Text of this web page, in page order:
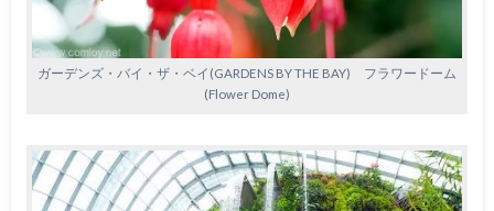
ガーデンズ・バイ・ザ・ベイ(GARDENS BY THE BAY) フラワードーム
(Flower Dome)